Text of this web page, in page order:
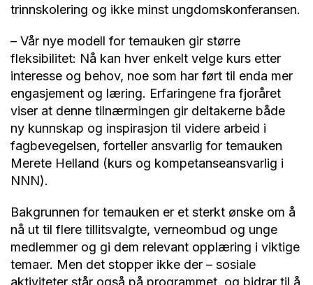
trinnskolering og ikke minst ungdomskonferansen.
– Vår nye modell for temauken gir større
fleksibilitet: Nå kan hver enkelt velge kurs etter
interesse og behov, noe som har ført til enda mer
engasjement og læring. Erfaringene fra fjoråret
viser at denne tilnærmingen gir deltakerne både
ny kunnskap og inspirasjon til videre arbeid i
fagbevegelsen, forteller ansvarlig for temauken
Merete Helland (kurs og kompetanseansvarlig i
NNN).
Bakgrunnen for temauken er et sterkt ønske om å
nå ut til flere tillitsvalgte, verneombud og unge
medlemmer og gi dem relevant opplæring i viktige
temaer. Men det stopper ikke der – sosiale
aktiviteter står også på programmet, og bidrar til å